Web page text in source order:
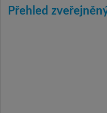
Přehled